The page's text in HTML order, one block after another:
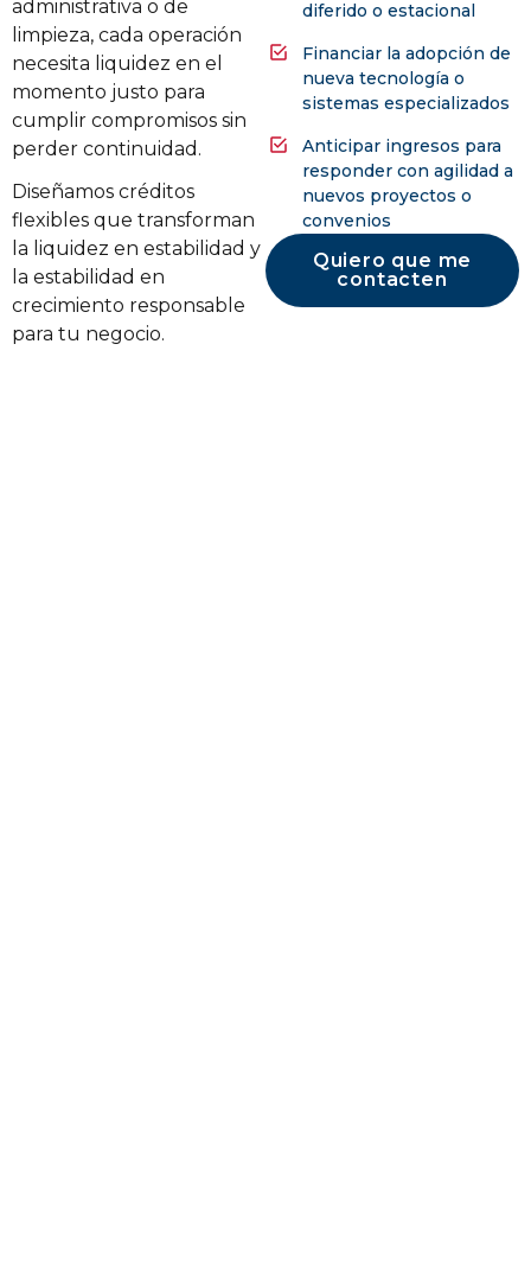
administrativa o de
limpieza, cada operación
necesita liquidez en el
momento justo para
cumplir compromisos sin
perder continuidad.
Diseñamos créditos
flexibles que transforman
la liquidez en estabilidad y
la estabilidad en
crecimiento responsable
para tu negocio.
diferido o estacional
Financiar la adopción de
nueva tecnología o
sistemas especializados
Anticipar ingresos para
responder con agilidad a
nuevos proyectos o
convenios
Quiero que me
contacten